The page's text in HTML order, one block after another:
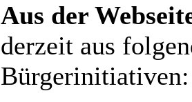
Aus der
derzeit aus
Bürgerinitiativen: